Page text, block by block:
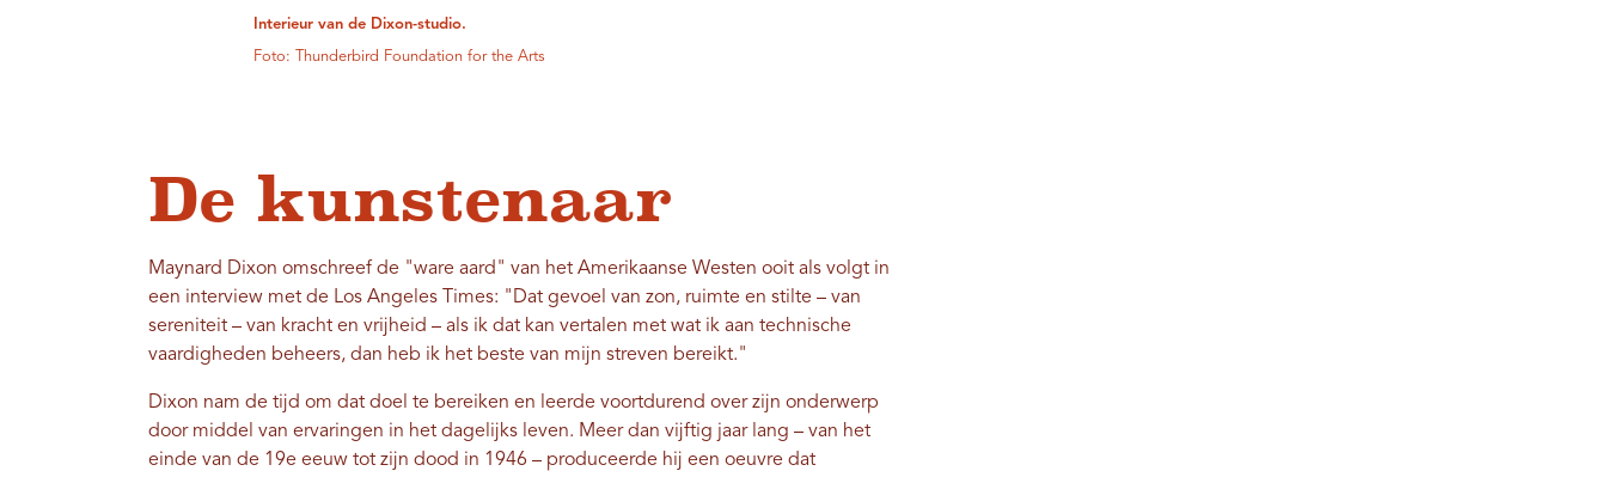
Interieur van de Dixon-studio.
Foto: Thunderbird Foundation for the Arts
De kunstenaar
Maynard Dixon omschreef de "ware aard" van het Amerikaanse Westen ooit als volgt in
een interview met de Los Angeles Times: "Dat gevoel van zon, ruimte en stilte – van
sereniteit – van kracht en vrijheid – als ik dat kan vertalen met wat ik aan technische
vaardigheden beheers, dan heb ik het beste van mijn streven bereikt."
Dixon nam de tijd om dat doel te bereiken en leerde voortdurend over zijn onderwerp
door middel van ervaringen in het dagelijks leven. Meer dan vijftig jaar lang – van het
einde van de 19e eeuw tot zijn dood in 1946 – produceerde hij een oeuvre dat